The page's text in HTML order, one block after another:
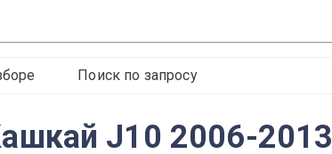
Поиск по запросу
J10 2006-2013